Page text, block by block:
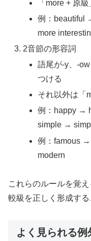
「more + 原
例：beautiful
more
2音節の形容詞
語尾が-y、-
つける
それ以外は「
例：happy →
simple →
例：famous
modern
これらのルールを覚
較級を正しく形成する
よく見られる例